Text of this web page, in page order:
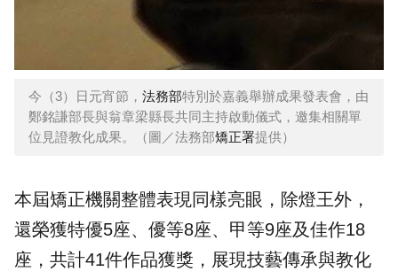
今（3）日元宵節， 法務部特別於嘉義舉辦成果發表會，由
鄭銘謙部長與翁章梁縣長共同主持啟動儀式，邀集相關單
位見證教化成果。（圖／法務部矯正署提供）
本屆矯正機關整體表現同樣亮眼，除燈王外，
還榮獲特優5座、優等8座、甲等9座及佳作18
座，共計41件作品獲獎，展現技藝傳承與教化